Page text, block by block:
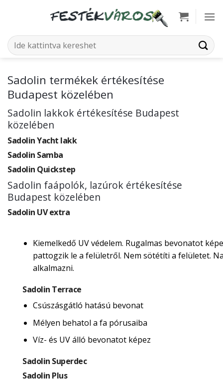
Keresés
a
Sadolin termékek értékesítése
Budapest közelében
Sadolin lakkok értékesítése Budapest
közelében
Sadolin Yacht lakk
Sadolin Samba
Sadolin Quickstep
Sadolin faápolók, lazúrok értékesítése
Budapest közelében
Sadolin UV extra
Kiemelkedő UV védelem. Rugalmas bevonatot
pattogzik le a felületről. Nem sötétíti a felületet.
alkalmazni.
Sadolin Terrace
Csúszásgátló hatású bevonat
Mélyen behatol a fa pórusaiba
Víz- és UV álló bevonatot képez
Sadolin Superdec
Sadolin Plus